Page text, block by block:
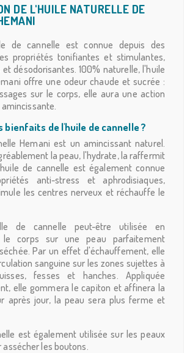
DE L'HUILE NATURELLE DE
de cannelle est connue depuis des
propriétés tonifiantes et stimulantes,
désodorisantes. 100% naturelle, l'huile
offre une odeur chaude et sucrée :
sur le corps, elle aura une action
bienfaits de l'huile de cannelle ?
Hemani est un amincissant naturel.
la peau, l'hydrate, la raffermit
de cannelle est également connue
anti-stress et aphrodisiaques,
les centres nerveux et réchauffe le
de cannelle peut-être utilisée en
le corps sur une peau parfaitement
Par un effet d'échauffement, elle
sanguine sur les zones sujettes à
fesses et hanches. Appliquée
elle gommera le capiton et affinera la
après jour, la peau sera plus ferme et
est également utilisée sur les peaux
les boutons.